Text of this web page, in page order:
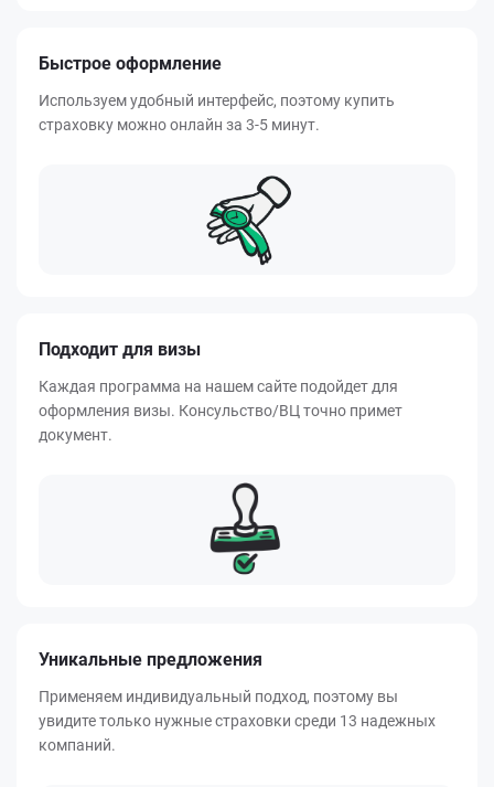
Быстрое оформление
Используем удобный интерфейс, поэтому купить
страховку можно онлайн за 3-5 минут.
Подходит для визы
Каждая программа на нашем сайте подойдет для
оформления визы. Консульство/ВЦ точно примет
документ.
Уникальные предложения
Применяем индивидуальный подход, поэтому вы
увидите только нужные страховки среди 13 надежных
компаний.